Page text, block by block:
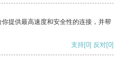
提供最高速度和安全性的连接，并帮
支持[0] 反对[0]